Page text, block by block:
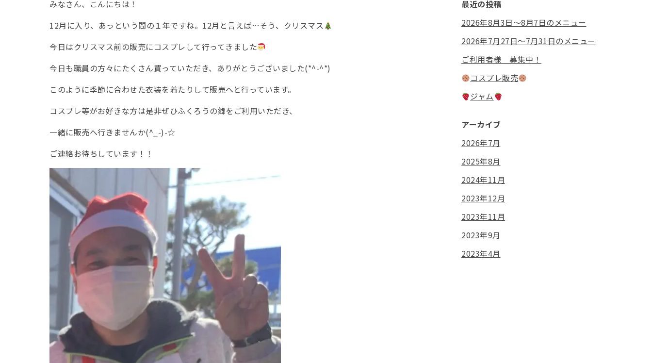
みなさん、こんにちは！
12月に入り、あっという間の１年ですね。12月と言えば…そう、クリスマス
今日はクリスマス前の販売にコスプレして行ってきました
今日も職員の方々にたくさん買っていただき、ありがとうございました(*^-^*)
このように季節に合わせた衣装を着たりして販売へと行っています。
コスプレ等がお好きな方は是非ぜひふくろうの郷をご利用いただき、
一緒に販売へ行きませんか(^_-)-☆
ご連絡お待ちしています！！
最近の投稿
2026年8月3日〜8月7日のメニュー
2026年7月27日〜7月31日のメニュー
ご利用者様 募集中！
コスプレ販売
ジャム
アーカイブ
2026年7月
2025年8月
2024年11月
2023年12月
2023年11月
2023年9月
2023年4月